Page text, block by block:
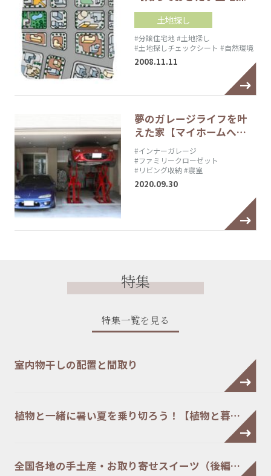
土地探し
#分譲住宅地#土地探し
#土地探しチェックシート #自然環境
2008.11.11
夢のガレージライフを叶
えた家【マイホームへ…
#インナーガレージ
#ファミリークローゼット
#リビング収納 #寝室
2020.09.30
特集
特集一覧を見る
室内物干しの配置と間取り
植物と一緒に暑い夏を乗り切ろう！【植物と暮…
全国各地の手土産・お取り寄せスイーツ（後編…